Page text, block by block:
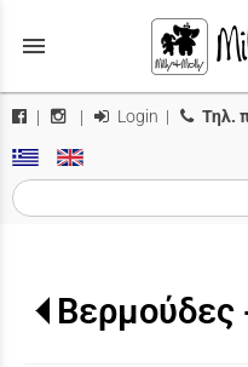
menu
| | Login | Τηλ.
Βερμούδες